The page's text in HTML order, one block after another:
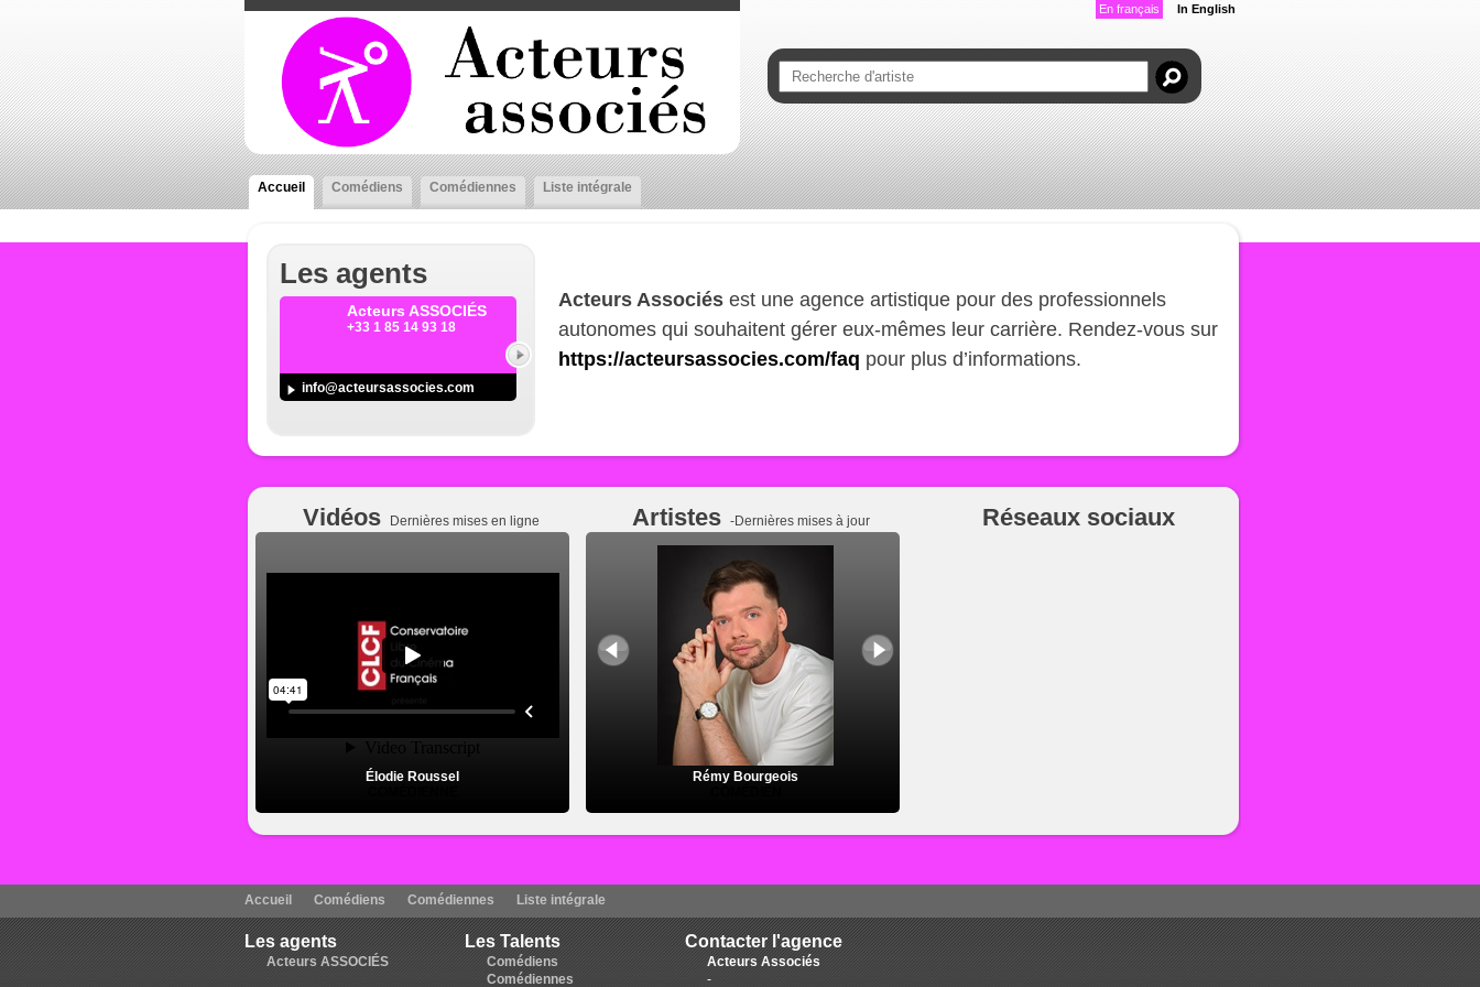
En français In English
Accueil Comédiens Comédiennes Liste intégrale
Les agents
Acteurs ASSOCIÉS
+33 1 85 14 93 18
info@acteursassocies.com
Acteurs Associés est une agence artistique pour des professionnels
autonomes qui souhaitent gérer eux-mêmes leur carrière. Rendez-vous sur
https://acteursassocies.com/faq pour plus d’informations.
Vidéos Dernières mises en ligne
Élodie Roussel
Artistes -Dernières mises à jour
Rémy Bourgeois
Réseaux sociaux
Accueil Comédiens Comédiennes Liste intégrale
Les agents
Acteurs ASSOCIÉS
Les Talents
Comédiens
Comédiennes
Contacter l'agence
Acteurs Associés
-